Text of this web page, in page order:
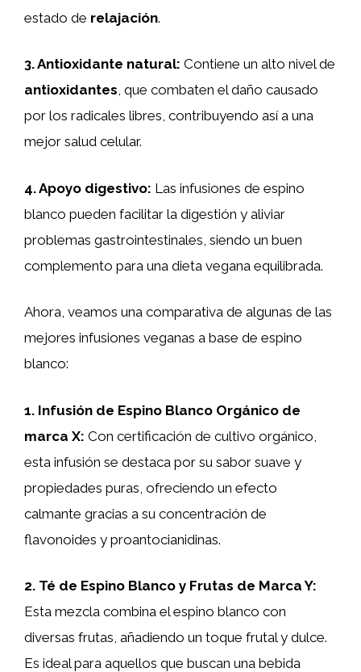
estado de relajación.
3.Antioxidante natural: Contiene un alto nivel de
antioxidantes, que combaten el daño causado
por los radicales libres, contribuyendo así a una
mejor salud celular.
4.Apoyo digestivo: Las infusiones de espino
blanco pueden facilitar la digestión y aliviar
problemas gastrointestinales, siendo un buen
complemento para una dieta vegana equilibrada.
Ahora, veamos una comparativa de algunas de las
mejores infusiones veganas a base de espino
blanco:
1. Infusión de Espino Blanco Orgánico de
marca X: Con certificación de cultivo orgánico,
esta infusión se destaca por su sabor suave y
propiedades puras, ofreciendo un efecto
calmante gracias a su concentración de
flavonoides y proantocianidinas.
2. Té de Espino Blanco y Frutas de Marca Y:
Esta mezcla combina el espino blanco con
diversas frutas, añadiendo un toque frutal y dulce.
Es ideal para aquellos que buscan una bebida